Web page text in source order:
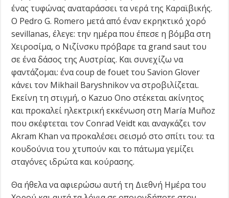
ένας τυφώνας αναταράσσει τα νερά της Καραϊβικής.
Ο Pedro G. Romero μετά από έναν εκρηκτικό χορό
sevillanas, έλεγε: την ημέρα που έπεσε η βόμβα στη
Χειροσίμα, ο Νιζίνσκυ πρόβαρε τα grand saut του
σε ένα δάσος της Αυστρίας. Και συνεχίζω να
φαντάζομαι: ένα coup de fouet του Savion Glover
κάνει τον Mikhail Baryshnikov να στροβιλίζεται.
Εκείνη τη στιγμή, ο Kazuo Ono στέκεται ακίνητος
και προκαλεί ηλεκτρική εκκένωση στη María Muñoz
που σκέφτεται τον Conrad Veidt και αναγκάζει τον
Akram Khan να προκαλέσει σεισμό στο σπίτι του: τα
κουδούνια του χτυπούν και το πάτωμα γεμίζει
σταγόνες ιδρώτα και κούρασης.
Θα ήθελα να αφιερώσω αυτή τη Διεθνή Ημέρα του